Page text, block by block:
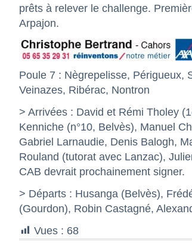
prêts à relever le challenge.
Arpajon.
Poule 7 : Nègrepelisse, Périgueux,
Veinazes, Ribérac, Nontron
> Arrivées : David et Rémi Tholey
Kenniche (n°10, Belvès), Manuel
Gabriel Larnaudie, Denis Balogh,
Rouland (tutorat avec Lanzac),
CAB devrait prochainement signer.
> Départs : Husanga (Belvès),
(Gourdon), Robin Castagné,
Vues : 68